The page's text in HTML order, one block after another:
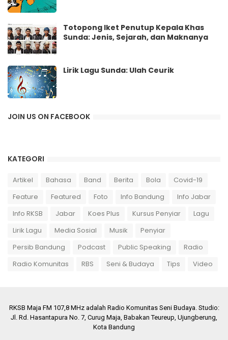
Totopong Iket Penutup Kepala Khas
Sunda: Jenis, Sejarah, dan Maknanya
Lirik Lagu Sunda: Ulah Ceurik
JOIN US ON FACEBOOK
KATEGORI
Artikel Bahasa Band Berita Bola
Covid-19
Feature
Featured Foto Info Bandung
Info Jabar
Info RKSB
Jabar Koes Plus Kursus Penyiar
Lagu
Lirik Lagu
Media Sosial Musik
Penyiar
Persib Bandung
Podcast Public Speaking
Radio
Radio Komunitas
RBS Seni & Budaya Tips Video
RKSB Maja FM 107,8 MHz adalah Radio Komunitas Seni Budaya. Studio:
Jl. Rd. Hasantapura No. 7, Curug Maja, Babakan Teureup, Ujungberung,
Kota Bandung